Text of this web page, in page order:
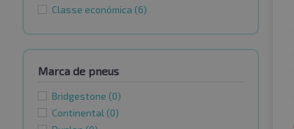
Classe económica (6)
Marca de pneus
Bridgestone (0)
Continental (0)